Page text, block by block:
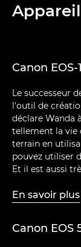
Canon
Le successeur
l'outil de
déclare Wanda
tellement la vie
terrain en
pouvez utiliser
Et il est aussi
En savoir plus
Canon EOS